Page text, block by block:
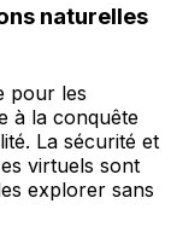
naturelles
pour les
à la conquête
La sécurité et
virtuels sont
explorer sans